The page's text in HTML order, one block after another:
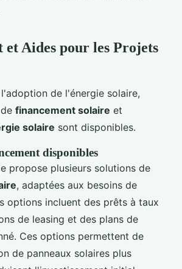
et Aides pour les Projets
de l'énergie solaire,
financement solaire et
solaire sont disponibles.
disponibles
propose plusieurs solutions de
, adaptées aux besoins de
options incluent des prêts à taux
de leasing et des plans de
Ces options permettent de
de panneaux solaires plus